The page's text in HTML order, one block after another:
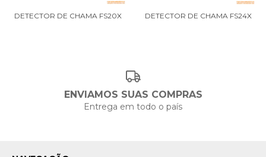
DETECTOR DE CHAMA FS20X DETECTOR DE CHAMA FS24X
ENVIAMOS SUAS COMPRAS
Entrega em todo o país